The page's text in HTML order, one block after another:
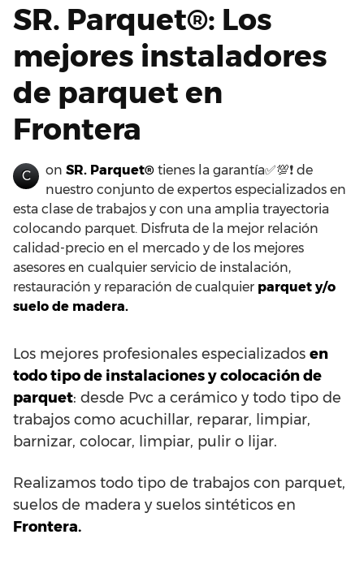
SR. Parquet®: Los
mejores instaladores
de parquet en
Frontera
C on SR. Parquet® tienes la garantía✅💯❗ de
nuestro conjunto de expertos especializados en
esta clase de trabajos y con una amplia trayectoria
colocando parquet. Disfruta de la mejor relación
calidad-precio en el mercado y de los mejores
asesores en cualquier servicio de instalación,
restauración y reparación de cualquier parquet y/o
suelo de madera.
Los mejores profesionales especializados en
todo tipo de instalaciones y colocación de
parquet: desde Pvc a cerámico y todo tipo de
trabajos como acuchillar, reparar, limpiar,
barnizar, colocar, limpiar, pulir o lijar.
Realizamos todo tipo de trabajos con parquet,
suelos de madera y suelos sintéticos en
Frontera.